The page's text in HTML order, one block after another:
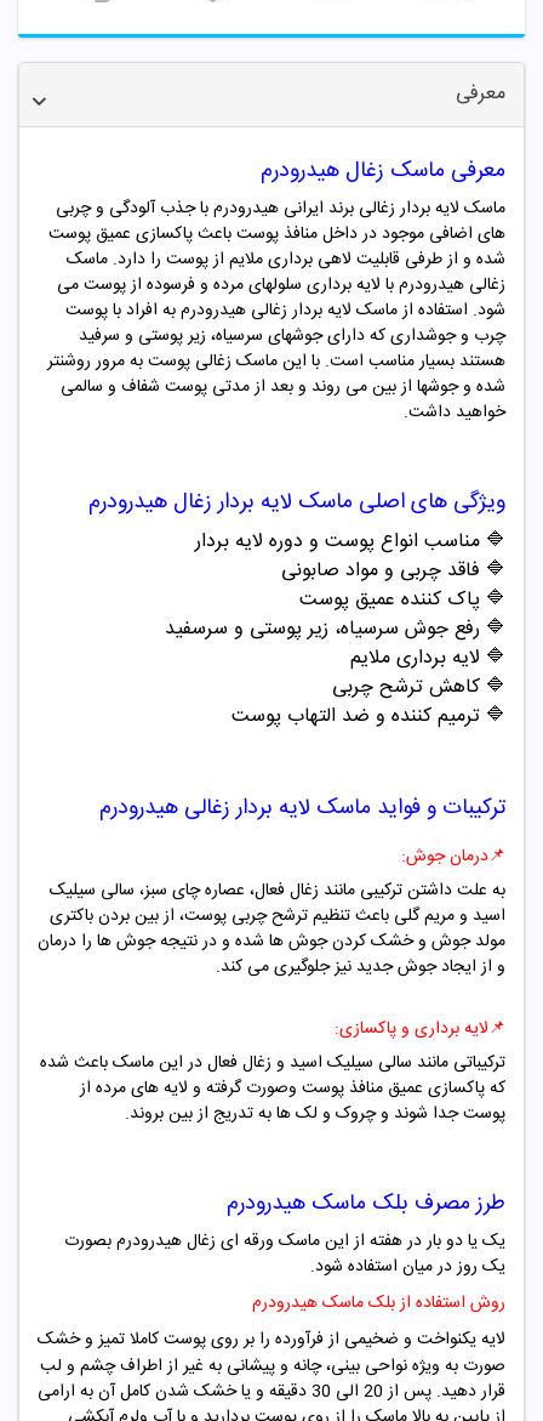
معرفی
معرفی ماسک زغال هیدرودرم
ماسک لایه بردار زغالی برند ایرانی هیدرودرم با جذب آلودگی و چربی
های اضافی موجود در داخل منافذ پوست باعث پاکسازی عمیق پوست
شده و از طرفی قابلیت لاهی برداری ملایم از پوست را دارد. ماسک
زغالی هیدرودرم با لایه برداری سلولهای مرده و فرسوده از پوست می
شود. استفاده از ماسک لایه بردار زغالی هیدرودرم به افراد با پوست
چرب و جوشداری که دارای جوشهای سرسیاه، زیر پوستی و سرفید
هستند بسیار مناسب است. با این ماسک زغالی پوست به مرور روشنتر
شده و جوشها از بین می روند و بعد از مدتی پوست شفاف و سالمی
خواهید داشت.
ویژگی های اصلی ماسک لایه بردار زغال هیدرودرم
🔷 مناسب انواع پوست و دوره لایه بردار
🔷 فاقد چربی و مواد صابونی
🔷 پاک کننده عمیق پوست
🔷 رفع جوش سرسیاه، زیر پوستی و سرسفید
🔷 لایه برداری ملایم
🔷 کاهش ترشح چربی
🔷 ترمیم کننده و ضد التهاب پوست
ترکیبات و فواید ماسک لایه بردار زغالی هیدرودرم
📌درمان جوش:
به علت داشتن ترکیبی مانند زغال فعال، عصاره چای سبز، سالی سیلیک
اسید و مریم گلی باعث تنظیم ترشح چربی پوست، از بین بردن باکتری
مولد جوش و خشک کردن جوش ها شده و در نتیجه جوش ها را درمان
و از ایجاد جوش جدید نیز جلوگیری می کند.
📌لایه برداری و پاکسازی:
ترکیباتی مانند سالی سیلیک اسید و زغال فعال در این ماسک باعث شده
که پاکسازی عمیق منافذ پوست وصورت گرفته و لایه های مرده از
پوست جدا شوند و چروک و لک ها به تدریج از بین بروند.
طرز مصرف بلک ماسک هیدرودرم
یک یا دو بار در هفته از این ماسک ورقه ای زغال هیدرودرم بصورت
یک روز در میان استفاده شود.
روش استفاده از بلک ماسک هیدرودرم
لایه یکنواخت و ضخیمی از فرآورده را بر روی پوست کاملا تمیز و خشک
صورت به ویژه نواحی بینی، چانه و پیشانی به غیر از اطراف چشم و لب
قرار دهید. پس از 20 الی 30 دقیقه و یا خشک شدن کامل آن به ارامی